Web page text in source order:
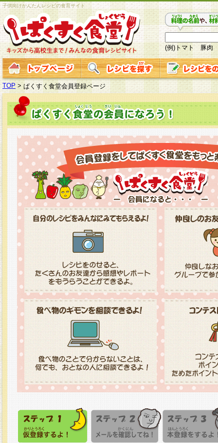
子供向けかんたんレシピの食育サイト
(例)トマト 豚肉
TOP > ぱくすく食堂会員登録ページ